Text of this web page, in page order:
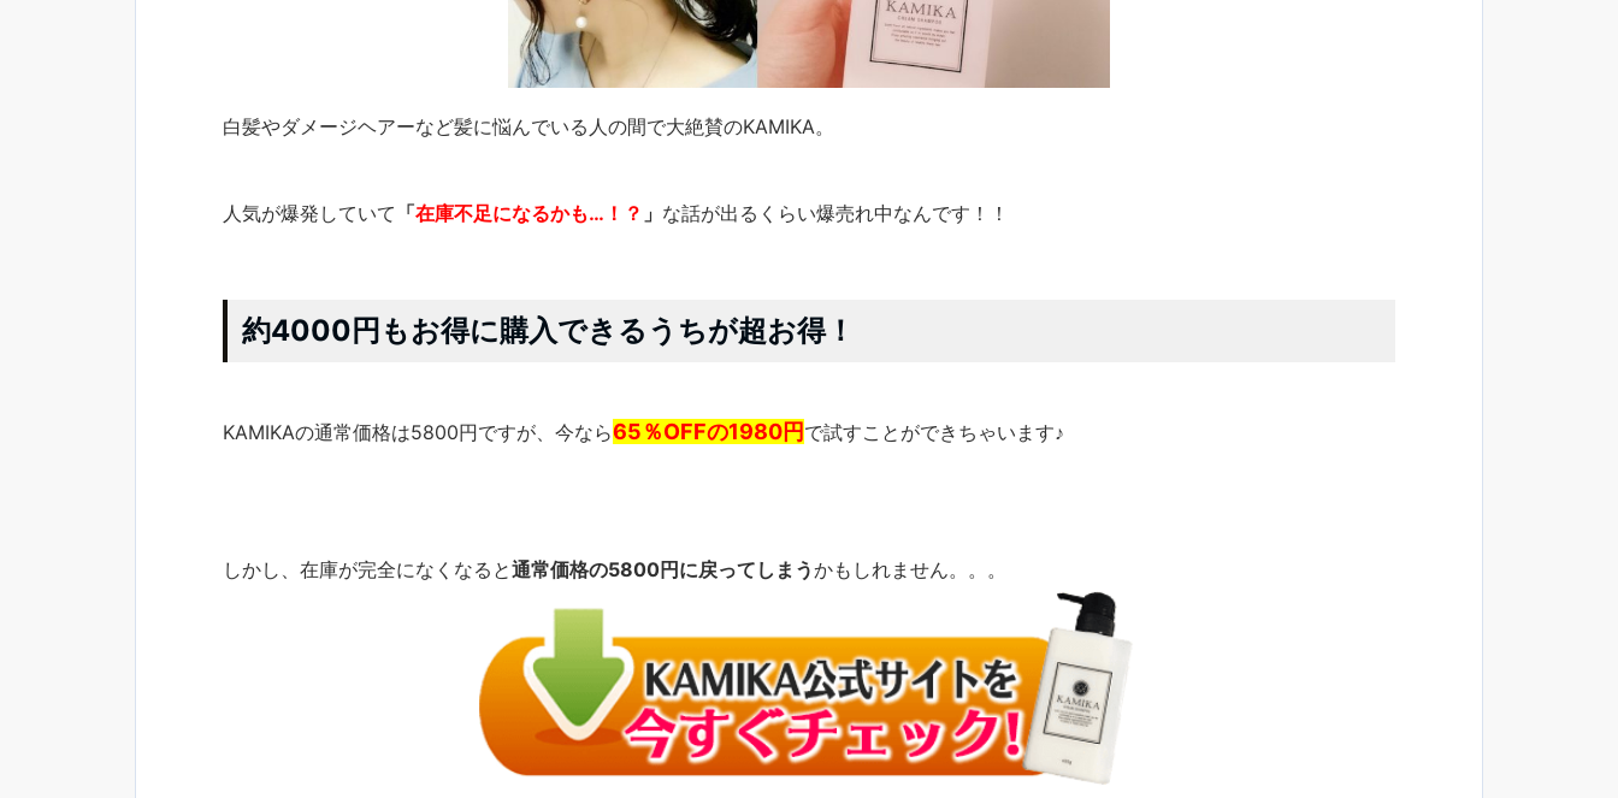
白髪やダメージヘアーなど髪に悩んでいる人の間で大絶賛のKAMIKA。
人気が爆発していて 「在庫不足になるかも…！？ 」 な話が出るくらい爆売れ中なんです！！
約4000円もお得に購入できるうちが超お得！
KAMIKAの通常価格は5800円ですが、今なら65％OFFの1980円で試すことができちゃいます♪
しかし、在庫が完全になくなると通常価格の5800円に戻ってしまうかもしれません。。。